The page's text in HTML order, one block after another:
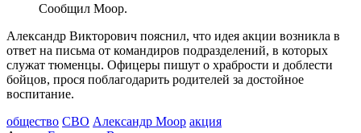
Сообщил Моор.
Александр Викторович пояснил, что идея акции возникла в
ответ на письма от командиров подразделений, в которых
служат тюменцы. Офицеры пишут о храбрости и доблести
бойцов, прося поблагодарить родителей за достойное
воспитание.
общество СВО Александр Моор акция